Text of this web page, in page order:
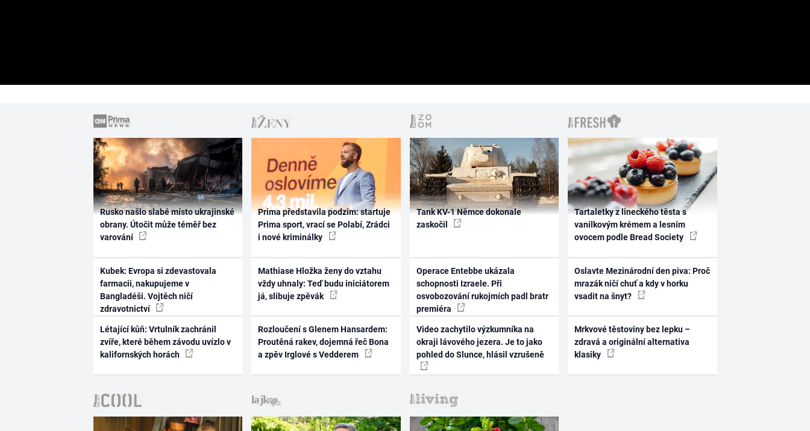
Rusko našlo slabé místo ukrajinské
obrany. Útočit může téměř bez
varování
Kubek: Evropa si zdevastovala
farmacii, nakupujeme v
Bangladéši. Vojtěch ničí
zdravotnictví
Létající kůň: Vrtulník zachránil
zvíře, které během závodu uvízlo v
kalifornských horách
Prima představila podzim: startuje
Prima sport, vrací se Polabí, Zrádci
i nové kriminálky
Mathiase Hložka ženy do vztahu
vždy uhnaly: Teď budu iniciátorem
já, slibuje zpěvák
Rozloučení s Glenem Hansardem:
Proutěná rakev, dojemná řeč Bona
a zpěv Irglové s Vedderem
Tank KV-1 Němce dokonale
zaskočil
Operace Entebbe ukázala
schopnosti Izraele. Při
osvobozování rukojmích padl bratr
premiéra
Video zachytilo výzkumníka na
okraji lávového jezera. Je to jako
pohled do Slunce, hlásil vzrušeně
Tartaletky z lineckého těsta s
vanilkovým krémem a lesním
ovocem podle Bread Society
Oslavte Mezinárodní den piva: Proč
mrazák ničí chuť a kdy v horku
vsadit na šnyt?
Mrkvové těstoviny bez lepku –
zdravá a originální alternativa
klasiky